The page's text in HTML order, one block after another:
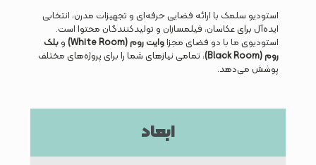
استودیو سلمک با ارائه فضایی حرفه‌ای و تجهیزات مدرن، انتخابی
ایده‌آل برای عکاسان، فیلمسازان و تولیدکنندگان محتوا است.
استودیوی ما با دو فضای مجزاوایت روم (White Room) و بلک
روم (Black Room)
، تمامی نیازهای شما را برای پروژه‌های مختلف
پوشش می‌دهد.
ابعاد